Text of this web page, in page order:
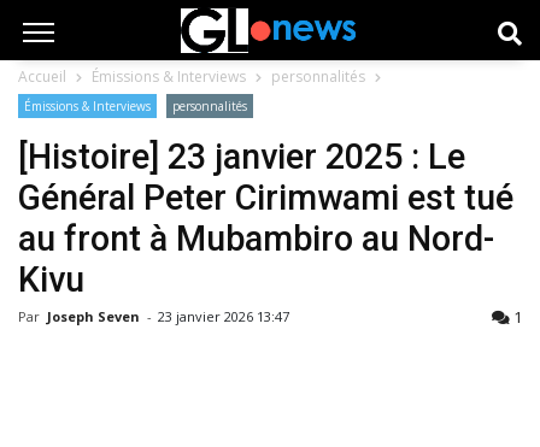
Accueil Émissions & Interviews personnalités
Émissions & Interviews personnalités
[Histoire] 23 janvier 2025 : Le
Général Peter Cirimwami est tué
au front à Mubambiro au Nord-
Kivu
Par Joseph Seven - 23 janvier 2026 13:47 1